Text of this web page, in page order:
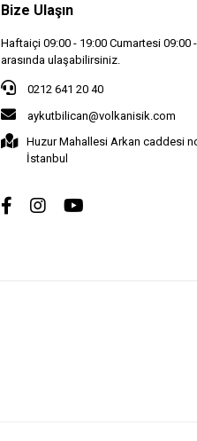
Bize Ulaşın
Haftaiçi 09:00 - 19:00 Cumartesi 09:00
arasında ulaşabilirsiniz.
0212 641 20 40
aykutbilican@volkanisik.com
Huzur Mahallesi Arkan caddesi
İstanbul